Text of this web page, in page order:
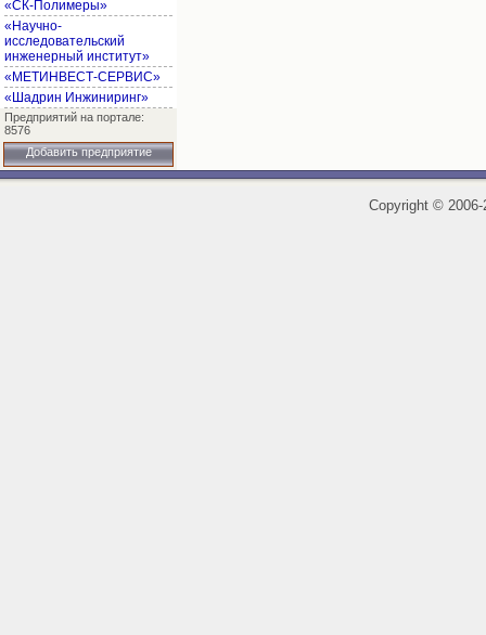
«СК-Полимеры»
«Научно-
исследовательский
инженерный институт»
«МЕТИНВЕСТ-СЕРВИС»
«Шадрин Инжиниринг»
Предприятий на портале:
8576
Добавить предприятие
Copyright ©